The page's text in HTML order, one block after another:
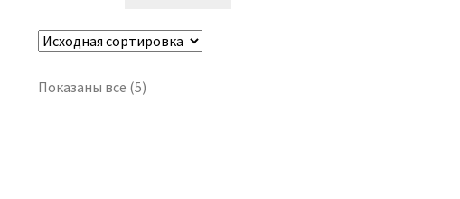
Показаны все (5)